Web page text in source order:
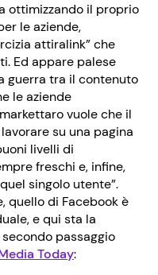
ottimizzando il proprio
le aziende,
attiralink” che
Ed appare palese
guerra tra il contenuto
le aziende
vuole che il
su una pagina
livelli di
freschi e, infine,
singolo utente”.
quello di Facebook è
e qui sta la
passaggio
Today: